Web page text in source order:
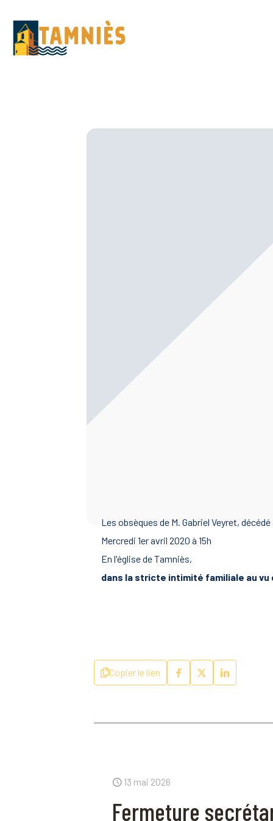
Les obsèques de M. Gabriel Veyret,
Mercredi 1er avril 2020 à 15h
En l'église de Tamniès,
dans la stricte intimité familiale au
Copier le lien
13 mai 2026
Fermeture